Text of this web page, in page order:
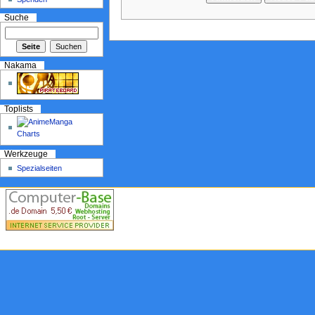
Suche
Nakama
Toplists
Werkzeuge
Spezialseiten